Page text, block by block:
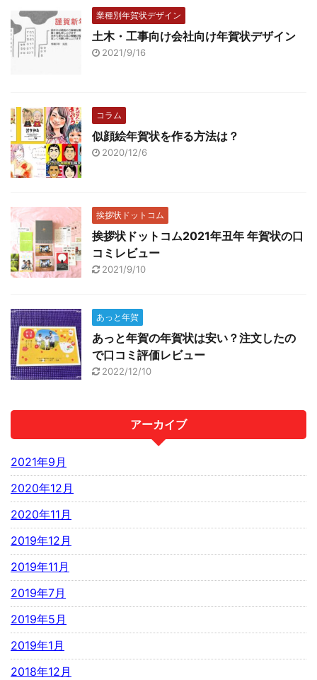
業種別年賀状デザイン
土木・工事向け会社向け年賀状デザイン
2021/9/16
コラム
似顔絵年賀状を作る方法は？
2020/12/6
挨拶状ドットコム
挨拶状ドットコム2021年丑年 年賀状の口
コミレビュー
2021/9/10
あっと年賀
あっと年賀の年賀状は安い？注文したの
で口コミ評価レビュー
2022/12/10
アーカイブ
2021年9月
2020年12月
2020年11月
2019年12月
2019年11月
2019年7月
2019年5月
2019年1月
2018年12月